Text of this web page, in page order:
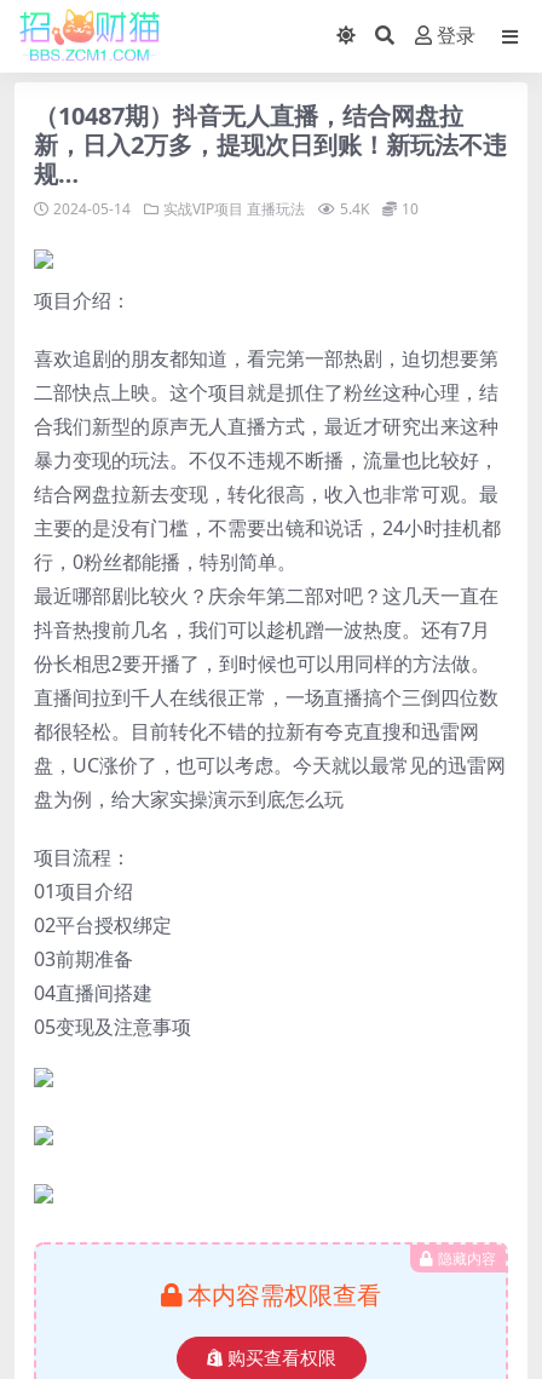
登录
（10487期）抖音无人直播，结合网盘拉
新，日入2万多，提现次日到账！新玩法不违
规…
2024-05-14 实战VIP项目 直播玩法 5.4K 10
项目介绍：
喜欢追剧的朋友都知道，看完第一部热剧，迫切想要第
二部快点上映。这个项目就是抓住了粉丝这种心理，结
合我们新型的原声无人直播方式，最近才研究出来这种
暴力变现的玩法。不仅不违规不断播，流量也比较好，
结合网盘拉新去变现，转化很高，收入也非常可观。最
主要的是没有门槛，不需要出镜和说话，24小时挂机都
行，0粉丝都能播，特别简单。
最近哪部剧比较火？庆余年第二部对吧？这几天一直在
抖音热搜前几名，我们可以趁机蹭一波热度。还有7月
份长相思2要开播了，到时候也可以用同样的方法做。
直播间拉到千人在线很正常，一场直播搞个三倒四位数
都很轻松。目前转化不错的拉新有夸克直搜和迅雷网
盘，UC涨价了，也可以考虑。今天就以最常见的迅雷网
盘为例，给大家实操演示到底怎么玩
项目流程：
01项目介绍
02平台授权绑定
03前期准备
04直播间搭建
05变现及注意事项
隐藏内容
本内容需权限查看
购买查看权限